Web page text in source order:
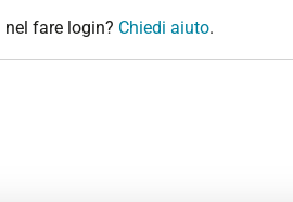
nel fare login? Chiedi aiuto.